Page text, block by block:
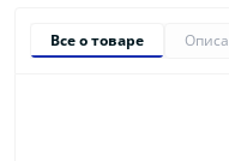
Все о товаре